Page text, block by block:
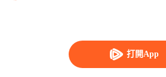
打開App